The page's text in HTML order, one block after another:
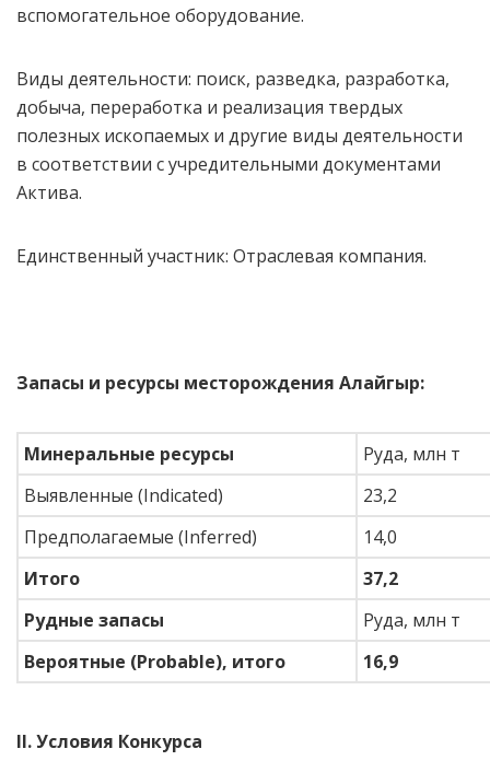
вспомогательное оборудование.
Виды деятельности: поиск, разведка, разработка,
добыча, переработка и реализация твердых
полезных ископаемых и другие виды деятельности
в соответствии с учредительными документами
Актива.
Единственный участник: Отраслевая компания.
Запасы и ресурсы месторождения Алайгыр:
Минеральные ресурсы
Руда, млн т
Выявленные (Indicated)
23,2
Предполагаемые (Inferred)
14,0
Итого
37,2
Рудные запасы
Руда, млн т
Вероятные (Probable), итого
16,9
II. Условия Конкурса